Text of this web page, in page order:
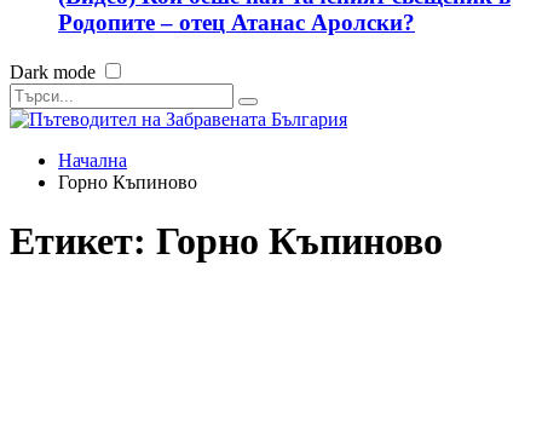
Родопите – отец Атанас Аролски?
Dark mode
Начална
Горно Къпиново
Етикет: Горно Къпиново